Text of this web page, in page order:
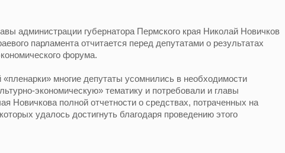
администрации губернатора Пермского края Николай Новичков
парламента отчитается перед депутатами о результатах
форума.
многие депутаты усомнились в необходимости
экономическую» тематику и потребовали и главы
Новичкова полной отчетности о средствах, потраченных на
удалось достигнуть благодаря проведению этого